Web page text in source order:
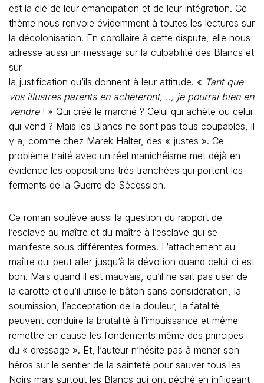
est la clé de leur émancipation et de leur intégration. Ce
thème nous renvoie évidemment à toutes les lectures sur
la décolonisation. En corollaire à cette dispute, elle nous
adresse aussi un message sur la culpabilité des Blancs et
sur
la justification qu’ils donnent à leur attitude. « Tant que
vos illustres parents en achèteront,…, je pourrai bien en
vendre! » Qui créé le marché ? Celui qui achète ou celui
qui vend ? Mais les Blancs ne sont pas tous coupables, il
y a, comme chez Marek Halter, des « justes ». Ce
problème traité avec un réel manichéisme met déjà en
évidence les oppositions très tranchées qui portent les
ferments de la Guerre de Sécession.
Ce roman soulève aussi la question du rapport de
l’esclave au maître et du maître à l’esclave qui se
manifeste sous différentes formes. L’attachement au
maître qui peut aller jusqu’à la dévotion quand celui-ci est
bon. Mais quand il est mauvais, qu’il ne sait pas user de
la carotte et qu’il utilise le bâton sans considération, la
soumission, l’acceptation de la douleur, la fatalité
peuvent conduire la brutalité à l’impuissance et même
remettre en cause les fondements même des principes
du « dressage ». Et, l’auteur n’hésite pas à mener son
héros sur le sentier de la sainteté pour sauver tous les
Noirs mais surtout les Blancs qui ont péché en infligeant